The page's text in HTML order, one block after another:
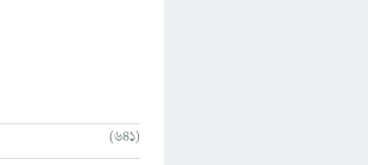
(641)